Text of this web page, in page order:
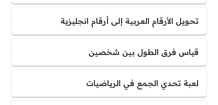
تحويل الأرقام العربية إلى أرقام انجليزية
قياس فرق الطول بين شخصين
لعبة تحدي الجمع في الرياضيات